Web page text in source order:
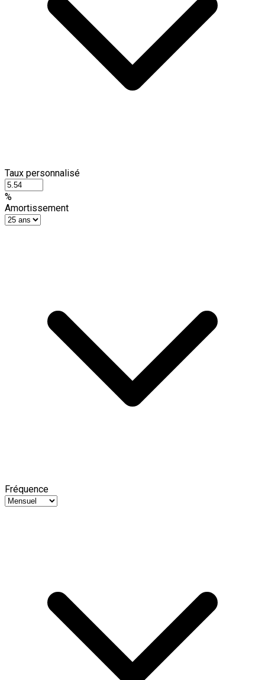
Taux personnalisé
%
Amortissement
Fréquence